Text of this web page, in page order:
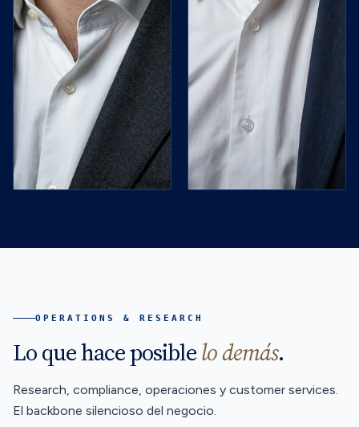
OPERATIONS & RESEARCH
Lo que hace posiblelo demás.
Research, compliance, operaciones y customer services.
El backbone silencioso del negocio.